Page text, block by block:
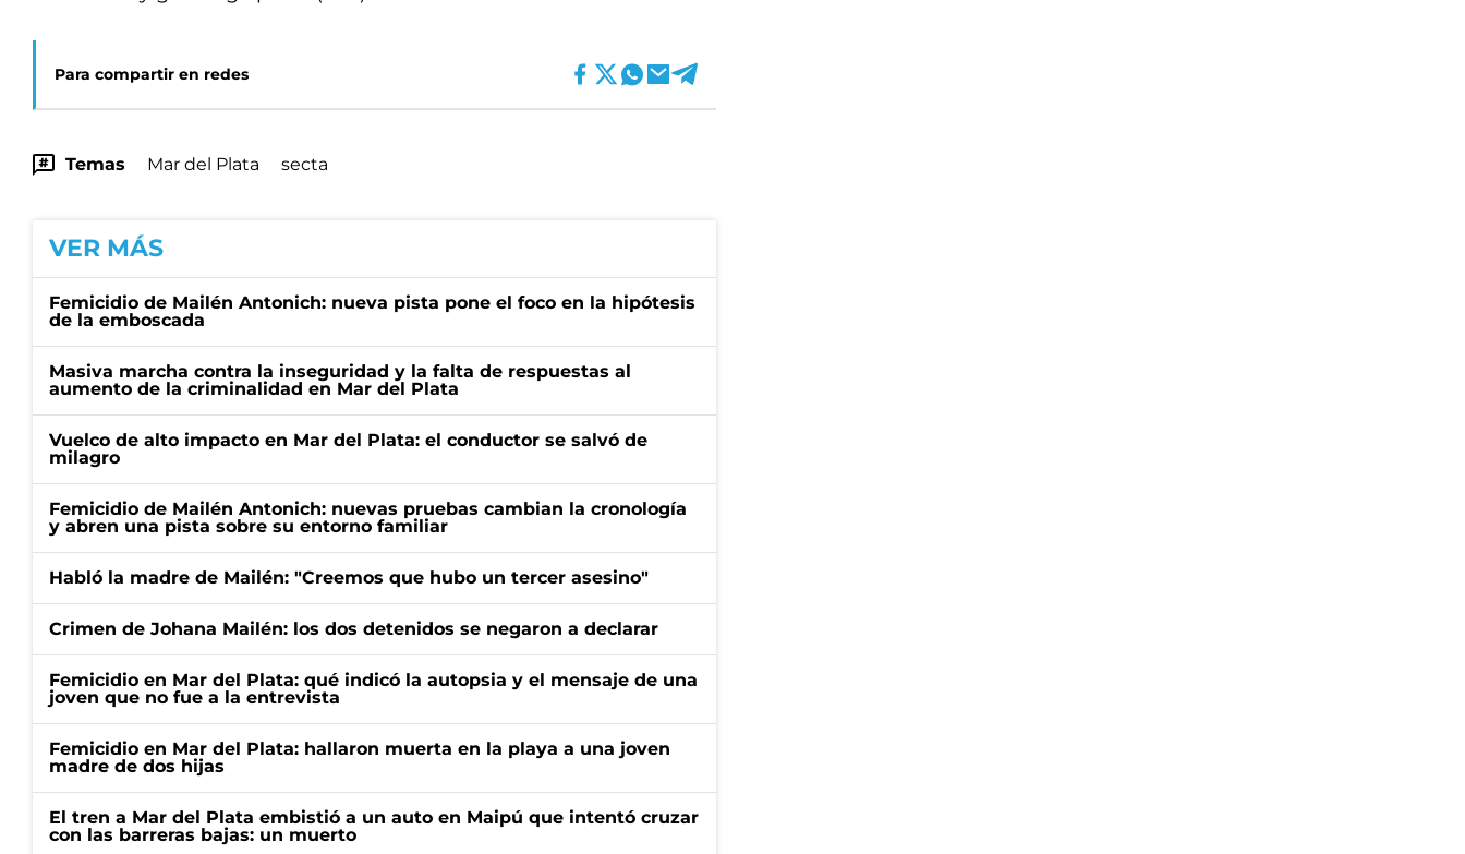
Para compartir en redes
Temas Mar del Plata secta
VER MÁS
Femicidio de Mailén Antonich: nueva pista pone el foco en la hipótesis
de la emboscada
Masiva marcha contra la inseguridad y la falta de respuestas al
aumento de la criminalidad en Mar del Plata
Vuelco de alto impacto en Mar del Plata: el conductor se salvó de
milagro
Femicidio de Mailén Antonich: nuevas pruebas cambian la cronología
y abren una pista sobre su entorno familiar
Habló la madre de Mailén: "Creemos que hubo un tercer asesino"
Crimen de Johana Mailén: los dos detenidos se negaron a declarar
Femicidio en Mar del Plata: qué indicó la autopsia y el mensaje de una
joven que no fue a la entrevista
Femicidio en Mar del Plata: hallaron muerta en la playa a una joven
madre de dos hijas
El tren a Mar del Plata embistió a un auto en Maipú que intentó cruzar
con las barreras bajas: un muerto